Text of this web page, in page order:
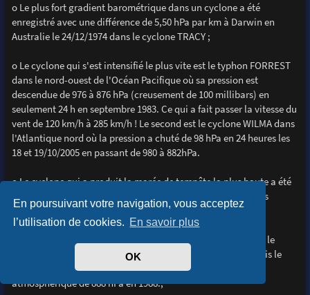
En poursuivant votre navigation, vous acceptez
l’utilisation de cookies. En savoir plus
OK
o Le plus fort gradient barométrique dans un cyclone a été
enregistré avec une différence de 5,50 hPa par km à Darwin en
Australie le 24/12/1974 dans le cyclone TRACY ;
o Le cyclone qui s'est intensifié le plus vite est le typhon FORREST
dans le nord-ouest de l'Océan Pacifique où sa pression est
descendue de 976 à 876 hPa (creusement de 100 millibars) en
seulement 24 h en septembre 1983. Ce qui a fait passer la vitesse du
vent de 120 km/h à 285 km/h ! Le second est le cyclone WILMA dans
l'Atlantique nord où la pression a chuté de 98 hPa en 24 heures les
18 et 19/10/2005 en passant de 980 à 882hPa.
o Le cyclone qui a produit la marée de tempête la plus haute a été
BATHURST BAY en Australie, en 1899, en causant des vagues
déferlantes de 13 m ;
o Le record de la vitesse du vent enregistré au sol a été dans le
cyclone WILMA, le 19/10/2005 avec des vents à 330.km/h. Puis le
2ème est le cyclone GILBERT avec 320 km/h et une pression
atmosphèrique de 888 hPa en 1988.;